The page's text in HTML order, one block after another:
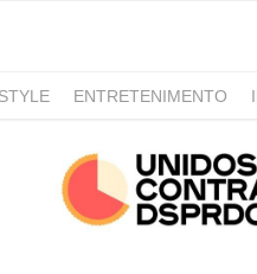
ENTRETENIMENTO